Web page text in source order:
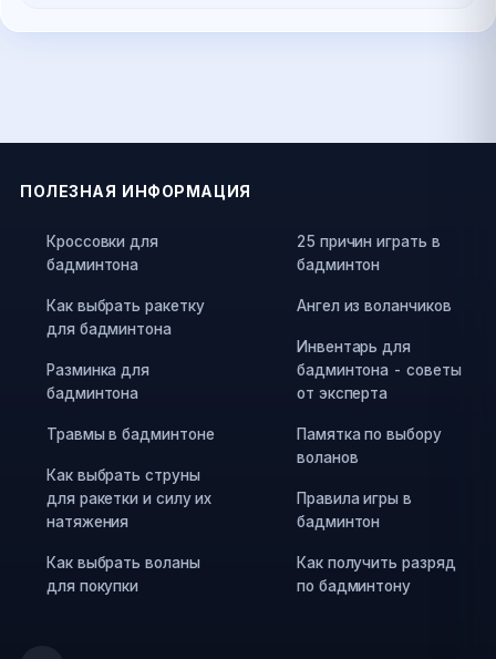
ПОЛЕЗНАЯ ИНФОРМАЦИЯ
Кроссовки для
бадминтона
Как выбрать ракетку
для бадминтона
Разминка для
бадминтона
Травмы в бадминтоне
Как выбрать струны
для ракетки и силу их
натяжения
Как выбрать воланы
для покупки
25 причин играть в
бадминтон
Ангел из воланчиков
Инвентарь для
бадминтона - советы
от эксперта
Памятка по выбору
воланов
Правила игры в
бадминтон
Как получить разряд
по бадминтону